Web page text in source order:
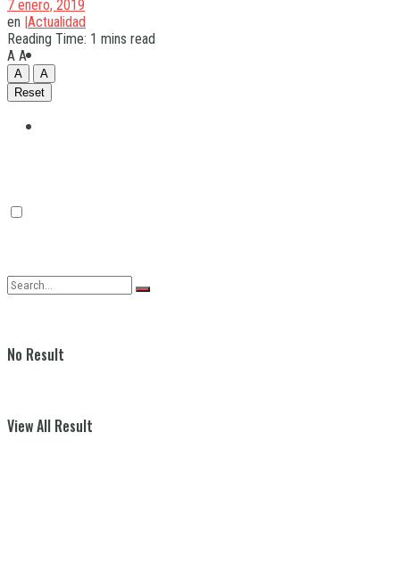
No Result
View All Result
7 enero, 2019
en |Actualidad
Reading Time: 1 mins read
A A
A
A
Reset